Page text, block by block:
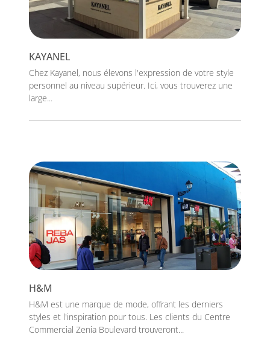
KAYANEL
Chez Kayanel, nous élevons l'expression de votre style
personnel au niveau supérieur. Ici, vous trouverez une
large...
H&M
H&M est une marque de mode, offrant les derniers
styles et l'inspiration pour tous. Les clients du Centre
Commercial Zenia Boulevard trouveront...